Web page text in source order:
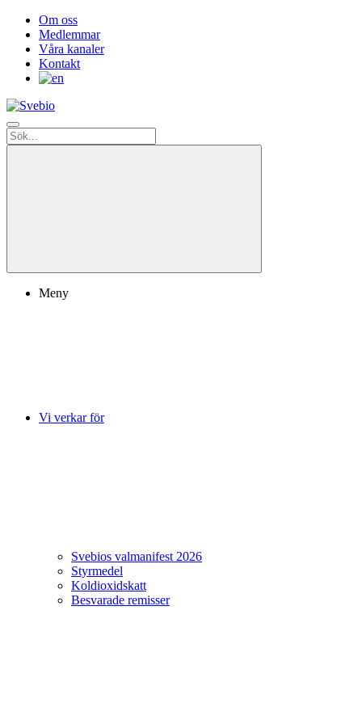
Om oss
Medlemmar
Våra kanaler
Kontakt
Meny
Vi verkar för
Svebios valmanifest 2026
Styrmedel
Koldioxidskatt
Besvarade remisser